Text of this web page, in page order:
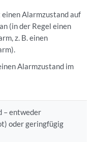
einen Alarmzustand auf
(in der Regel einen
z. B. einen
Alarmzustand im
– entweder
oder geringfügig